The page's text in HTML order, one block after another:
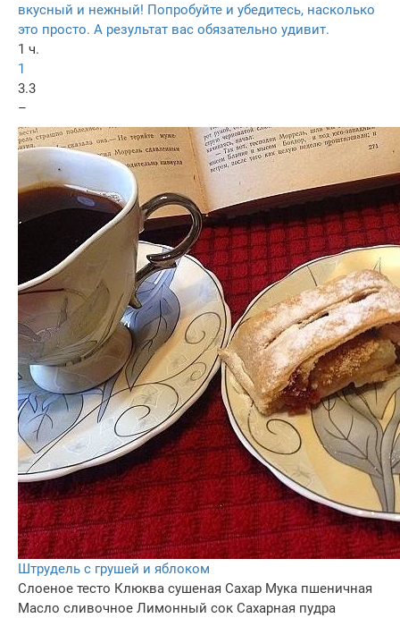
вкусный и нежный! Попробуйте и убедитесь, насколько
это просто. А результат вас обязательно удивит.
1 ч.
1
3.3
–
Штрудель с грушей и яблоком
Слоеное тесто Клюква сушеная Сахар Мука пшеничная
Масло сливочное Лимонный сок Сахарная пудра